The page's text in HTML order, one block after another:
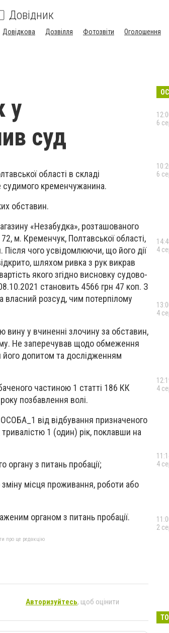
Довідник
Довідкова Дозвілля Фотозвіти
Оголошення
у
суд
області в складі
судимого кременчужанина.
обставин.
«Незабудка», розташованого
м. Кременчук, Полтавської області,
Після чого усвідомлюючи, що його дії
шляхом ривка з рук викрав
якого згідно висновку судово-
становить 4566 грн 47 коп. З
розсуд, чим потерпілому
у вчиненні злочину за обставин,
Не заперечував щодо обмеження
його допитом та дослідженням
частиною 1 статті 186 КК
позбавлення волі.
від відбування призначеного
1 (один) рік, поклавши на
з питань пробації;
місця проживання, роботи або
органом з питань пробації.
про це редакцію
Авторизуйтесь, щоб оцінити
6
6
4
4
4
4
2
31